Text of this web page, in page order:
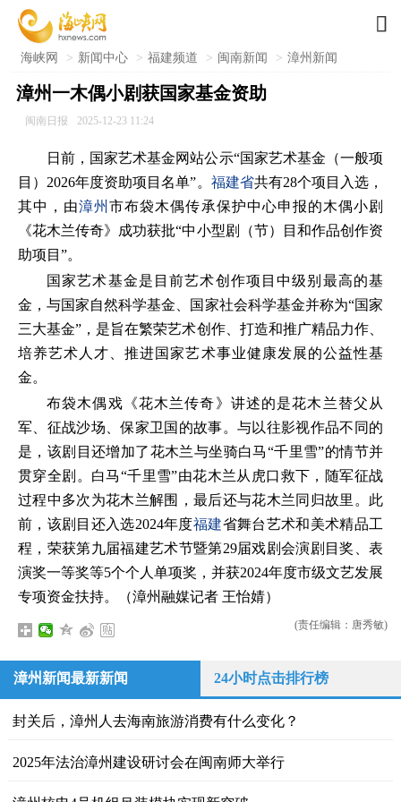

海峡网 > 新闻中心 > 福建频道 > 闽南新闻 > 漳州新闻
漳州一木偶小剧获国家基金资助
闽南日报 2025-12-23 11:24
日前，国家艺术基金网站公示“国家艺术基金（一般项
目）2026年度资助项目名单”。 福建省共有28个项目入选，
其中，由漳州市布袋木偶传承保护中心申报的木偶小剧
《花木兰传奇》成功获批“中小型剧（节）目和作品创作资
助项目”。
国家艺术基金是目前艺术创作项目中级别最高的基
金，与国家自然科学基金、国家社会科学基金并称为“国家
三大基金”，是旨在繁荣艺术创作、打造和推广精品力作、
培养艺术人才、推进国家艺术事业健康发展的公益性基
金。
布袋木偶戏《花木兰传奇》讲述的是花木兰替父从
军、征战沙场、保家卫国的故事。与以往影视作品不同的
是，该剧目还增加了花木兰与坐骑白马“千里雪”的情节并
贯穿全剧。白马“千里雪”由花木兰从虎口救下，随军征战
过程中多次为花木兰解围，最后还与花木兰同归故里。此
前，该剧目还入选2024年度福建省舞台艺术和美术精品工
程，荣获第九届福建艺术节暨第29届戏剧会演剧目奖、表
演奖一等奖等5个个人单项奖，并获2024年度市级文艺发展
专项资金扶持。（漳州融媒记者 王怡婧）
(责任编辑：唐秀敏)
漳州新闻最新新闻 24小时点击排行榜
封关后，漳州人去海南旅游消费有什么变化？
2025年法治漳州建设研讨会在闽南师大举行